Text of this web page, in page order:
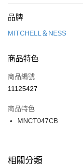
台灣樂天信用卡公司
【關於「AFTEE先享後付」
便利好安心！
３．安心：先確認商品／服
【「AFTEE先享後付」結帳
１．於結帳方式選擇「
２．訂單成立數日內，您將
３．收到繳費通知簡訊後
ATM／網路銀行／等多元方
※ 交易是否成功請以「
運送方式
每筆NT$100，滿
宅配
每筆NT$100，滿
付款後門市自取
每筆NT$100，滿
品牌
MITCHELL＆NESS
商品特色
商品編號
11125427
商品特色
MNCT047CB
相關分類